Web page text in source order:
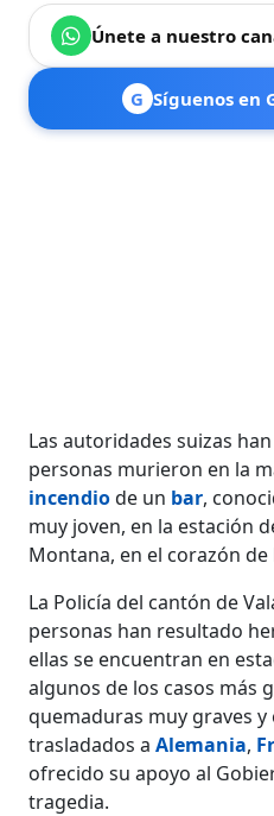
Únete a nuestro
G Síguenos en
Las autoridades suizas
personas murieron en la
incendiode un bar,
muy joven, en la estación
Montana, en el corazón de
La Policía del cantón de
personas han resultado
ellas se encuentran en
algunos de los casos más
quemaduras muy graves y
trasladados aAlemania,
ofrecido su apoyo al
tragedia.